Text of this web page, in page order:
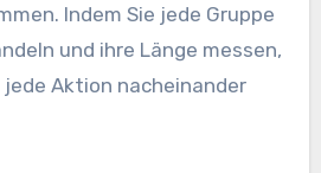
Indem Sie jede Gruppe
und ihre Länge messen,
Aktion nacheinander